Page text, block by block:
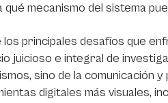
qué mecanismo del sistema
los principales desafíos que
juicioso e integral de
sino de la comunicación
digitales más visuales,